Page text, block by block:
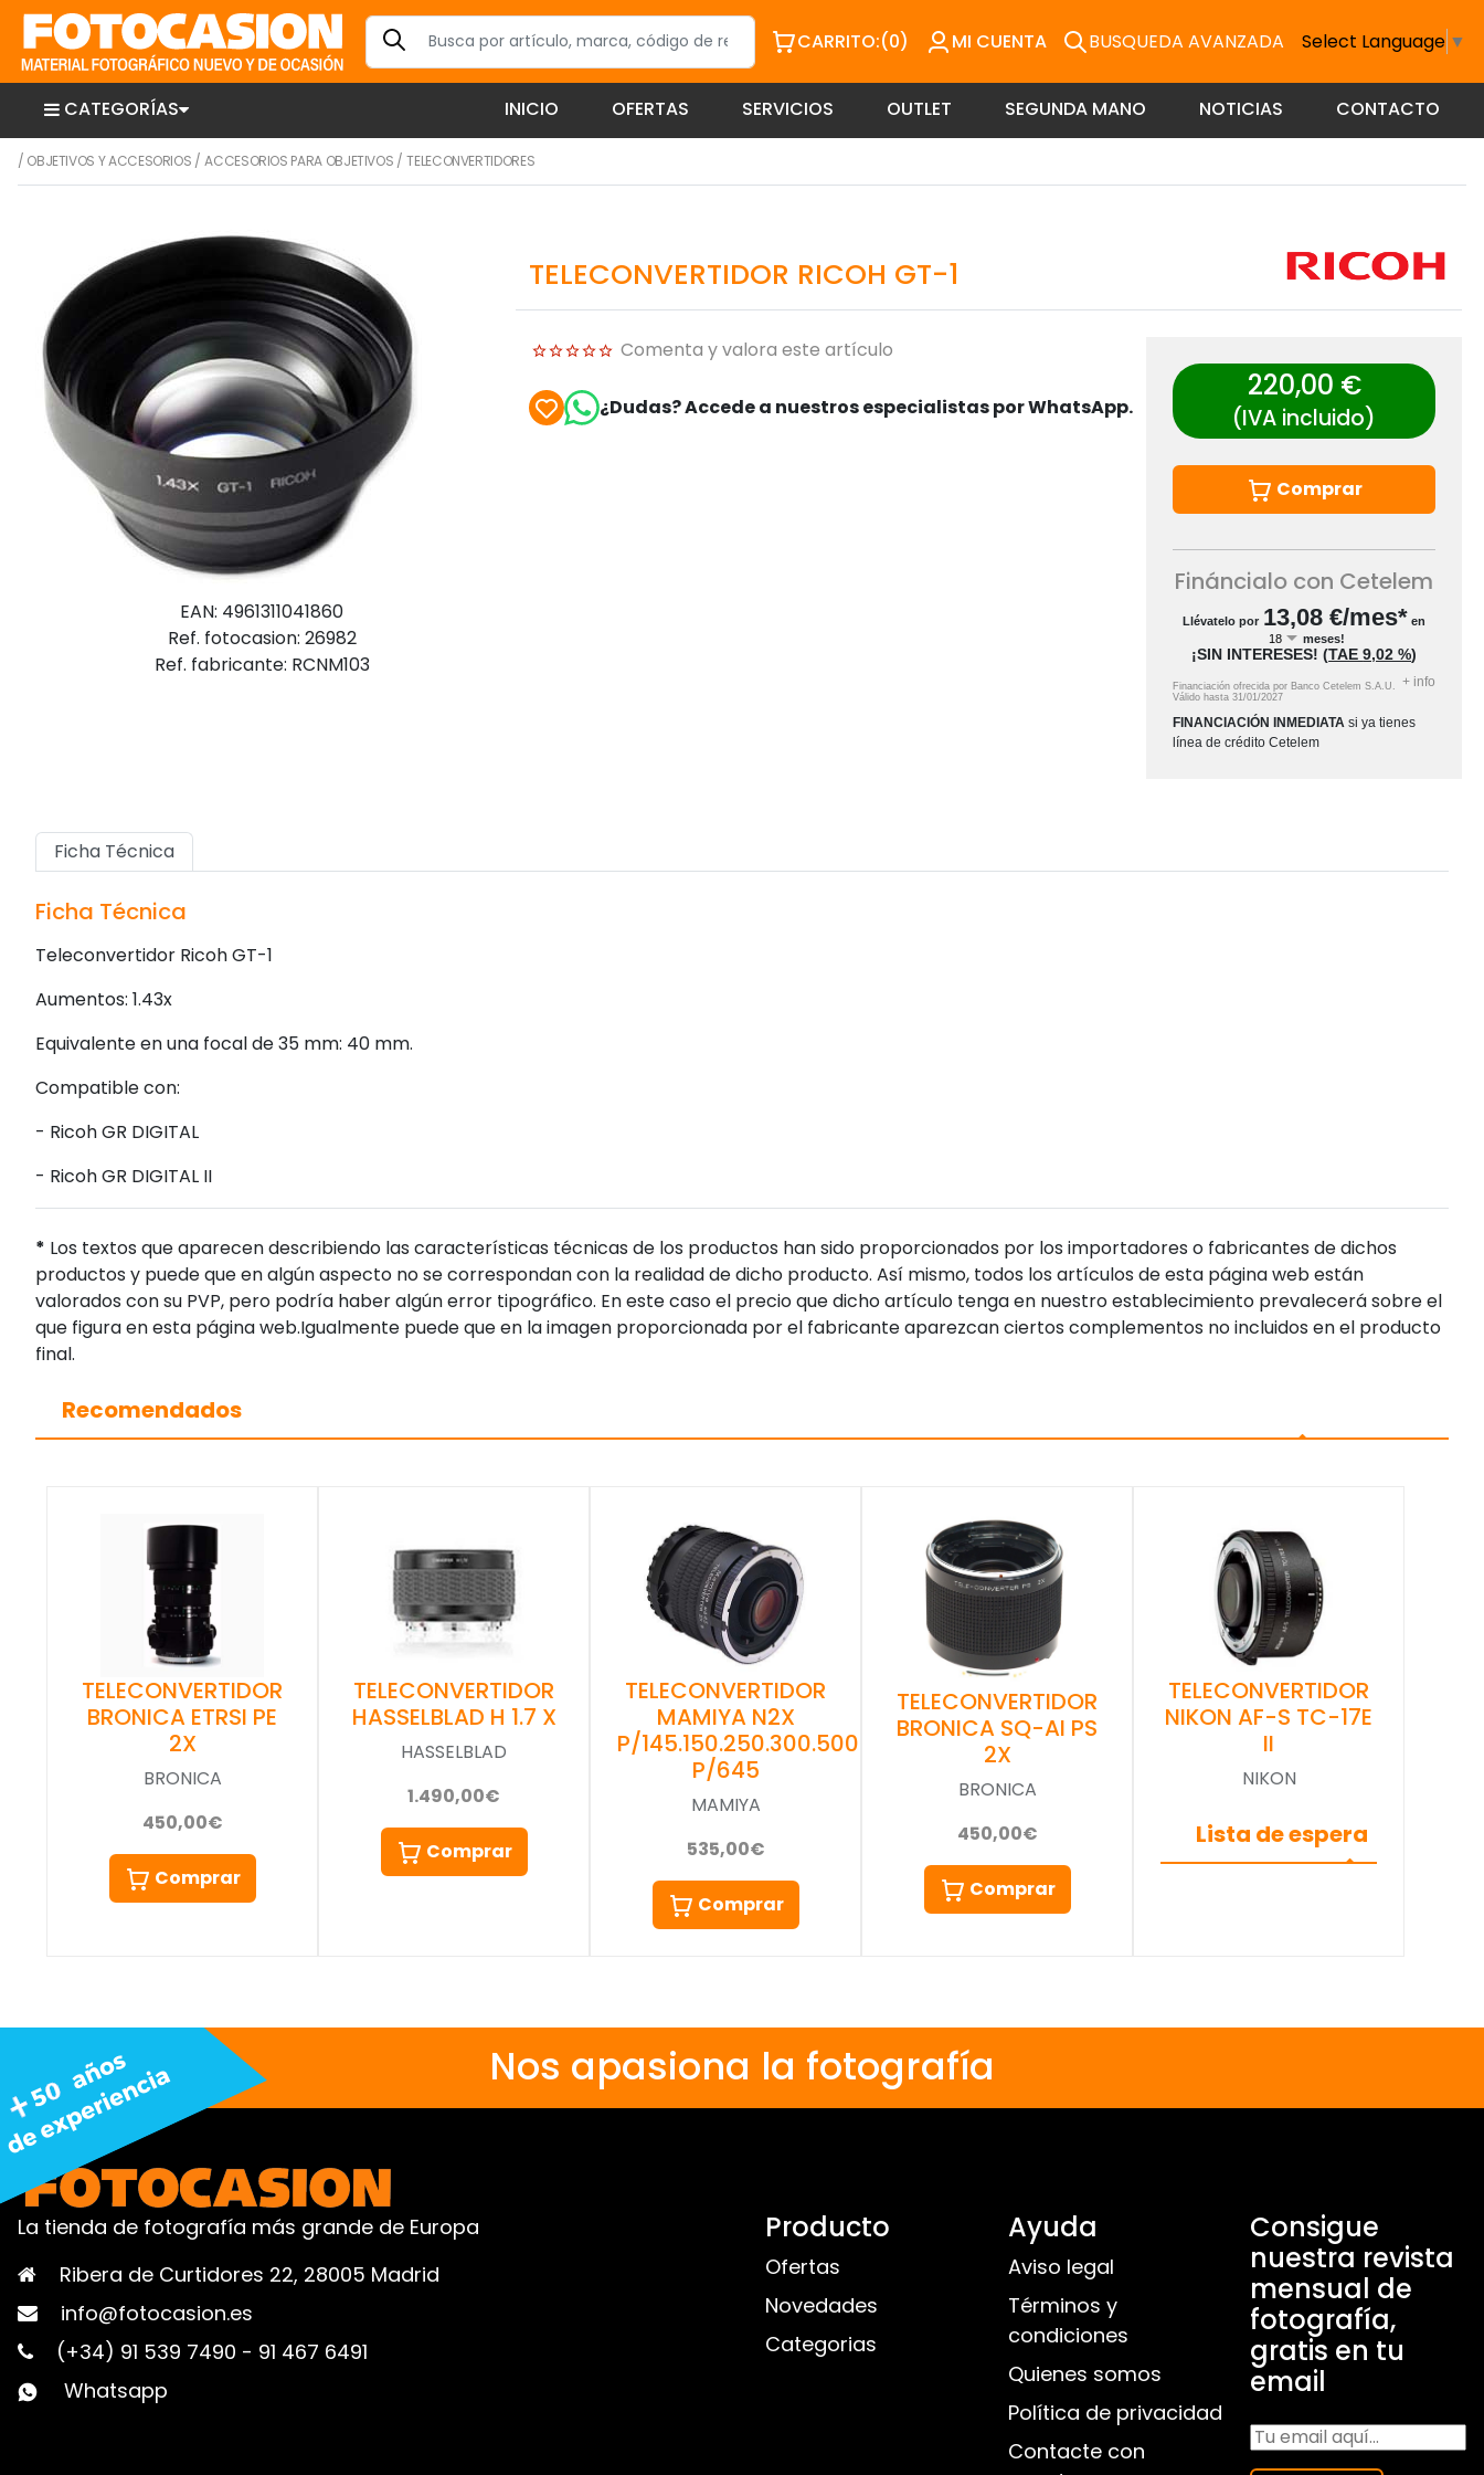
CARRITO:(0) MI CUENTA BUSQUEDA AVANZADA Select Language ▼
CATEGORÍAS INICIO OFERTAS SERVICIOS OUTLET SEGUNDA MANO NOTICIAS CONTACTO
/ OBJETIVOS Y ACCESORIOS /ACCESORIOS PARA OBJETIVOS /TELECONVERTIDORES
EAN: 4961311041860
Ref. fotocasion: 26982
Ref. fabricante: RCNM103
TELECONVERTIDOR RICOH GT-1
Comenta y valora este artículo
¿Dudas? Accede a nuestros especialistas por WhatsApp.
220,00 €
(IVA incluido)
Comprar
Fináncialo con Cetelem
Llévatelo por 13,08 €/mes* en
meses!
¡SIN INTERESES!(TAE9,02 %)
Financiación ofrecida por Banco Cetelem S.A.U.
Válido hasta31/01/2027
+ info
FINANCIACIÓN INMEDIATA si ya tienes
línea de crédito Cetelem
Ficha Técnica
Ficha Técnica
Teleconvertidor Ricoh GT-1
Aumentos: 1.43x
Equivalente en una focal de 35 mm: 40 mm.
Compatible con:
- Ricoh GR DIGITAL
- Ricoh GR DIGITAL II
* Los textos que aparecen describiendo las características técnicas de los productos han sido proporcionados por los importadores o fabricantes de dichos
productos y puede que en algún aspecto no se correspondan con la realidad de dicho producto. Así mismo, todos los artículos de esta página web están
valorados con su PVP, pero podría haber algún error tipográfico. En este caso el precio que dicho artículo tenga en nuestro establecimiento prevalecerá sobre el
que figura en esta página web.Igualmente puede que en la imagen proporcionada por el fabricante aparezcan ciertos complementos no incluidos en el producto
final.
Recomendados
TELECONVERTIDOR
BRONICA ETRSI PE
2X
BRONICA
450,00€
Comprar
TELECONVERTIDOR
HASSELBLAD H 1.7 X
HASSELBLAD
1.490,00€
Comprar
TELECONVERTIDOR
MAMIYA N2X
P/145.150.250.300.500
P/645
MAMIYA
535,00€
Comprar
TELECONVERTIDOR
BRONICA SQ-AI PS
2X
BRONICA
450,00€
Comprar
TELECONVERTIDOR
NIKON AF-S TC-17E
II
NIKON
Lista de espera
Nos apasiona la fotografía
La tienda de fotografía más grande de Europa
Ribera de Curtidores 22, 28005 Madrid
info@fotocasion.es
(+34) 91 539 7490 - 91 467 6491
Whatsapp
Producto
Ofertas
Novedades
Categorias
Ayuda
Aviso legal
Términos y
condiciones
Quienes somos
Política de privacidad
Contacte con
Consigue
nuestra revista
mensual de
fotografía,
gratis en tu
email